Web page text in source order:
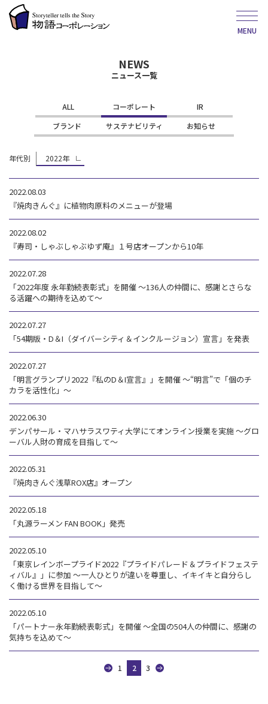
MENU
NEWS
ニュース一覧
ALL コーポレート
IR
ブランド
サステナビリティ お知らせ
年代別 2022年
2022.08.03
『焼肉きんぐ』に植物肉原料のメニューが登場
2022.08.02
『寿司・しゃぶしゃぶゆず庵』１号店オープンから10年
2022.07.28
「2022年度 永年勤続表彰式」を開催 ～136人の仲間に、感謝とさらな
る活躍への期待を込めて～
2022.07.27
「54期版・D＆I（ダイバーシティ＆インクルージョン）宣言」を発表
2022.07.27
「明言グランプリ2022『私のD＆I宣言』」を開催 ～“明言”で「個のチ
カラを活性化」～
2022.06.30
デンパサール・マハサラスワティ大学にてオンライン授業を実施 ～グロ
ーバル人財の育成を目指して～
2022.05.31
『焼肉きんぐ浅草ROX店』オープン
2022.05.18
「丸源ラーメン FAN BOOK」発売
2022.05.10
「東京レインボープライド2022『プライドパレード＆プライドフェステ
ィバル』」に参加 ～一人ひとりが違いを尊重し、イキイキと自分らし
く働ける世界を目指して～
2022.05.10
「パートナー永年勤続表彰式」を開催 ～全国の504人の仲間に、感謝の
気持ちを込めて～
1 2 3